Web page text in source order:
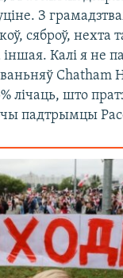
З
сяброў, нехта
Калі я не
Chatham
лічаць, што
падтрымцы